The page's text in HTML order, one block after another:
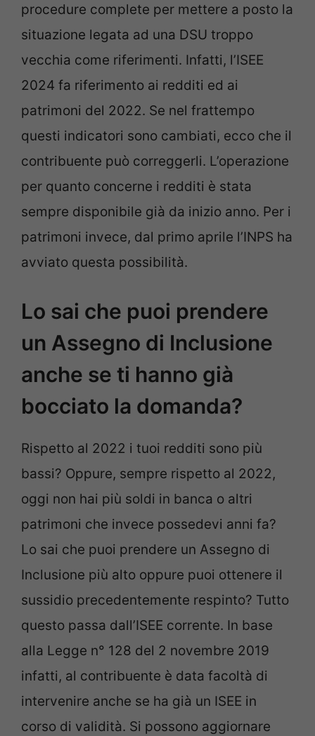
procedure complete per mettere a posto la
situazione legata ad una DSU troppo
vecchia come riferimenti. Infatti, l’ISEE
2024 fa riferimento ai redditi ed ai
patrimoni del 2022. Se nel frattempo
questi indicatori sono cambiati, ecco che il
contribuente può correggerli. L’operazione
per quanto concerne i redditi è stata
sempre disponibile già da inizio anno. Per i
patrimoni invece, dal primo aprile l’INPS ha
avviato questa possibilità.
Lo sai che puoi prendere
un Assegno di Inclusione
anche se ti hanno già
bocciato la domanda?
Rispetto al 2022 i tuoi redditi sono più
bassi? Oppure, sempre rispetto al 2022,
oggi non hai più soldi in banca o altri
patrimoni che invece possedevi anni fa?
Lo sai che puoi prendere un Assegno di
Inclusione più alto oppure puoi ottenere il
sussidio precedentemente respinto? Tutto
questo passa dall’ISEE corrente. In base
alla Legge n° 128 del 2 novembre 2019
infatti, al contribuente è data facoltà di
intervenire anche se ha già un ISEE in
corso di validità. Si possono aggiornare